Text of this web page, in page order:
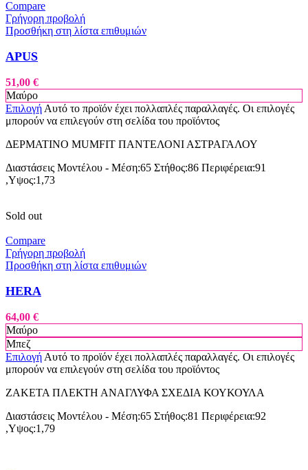
Compare
Γρήγορη προβολή
Προσθήκη στη λίστα επιθυμιών
APUS
51,00 €
Μαύρο
Επιλογή Αυτό το προϊόν έχει πολλαπλές παραλλαγές. Οι επιλογές
μπορούν να επιλεγούν στη σελίδα του προϊόντος
ΔΕΡΜΑΤΙΝΟ MUMFIT ΠΑΝΤΕΛΟΝΙ ΑΣΤΡΑΓΑΛΟΥ
Διαστάσεις Μοντέλου - Μέση:65 Στήθος:86 Περιφέρεια:91
,Υψος:1,73
Sold out
Compare
Γρήγορη προβολή
Προσθήκη στη λίστα επιθυμιών
HERA
64,00 €
Μαύρο
Μπεζ
Επιλογή Αυτό το προϊόν έχει πολλαπλές παραλλαγές. Οι επιλογές
μπορούν να επιλεγούν στη σελίδα του προϊόντος
ΖΑΚΕΤΑ ΠΛΕΚΤΗ ΑΝΑΓΛΥΦΑ ΣΧΕΔΙΑ ΚΟΥΚΟΥΛΑ
Διαστάσεις Μοντέλου - Μέση:65 Στήθος:81 Περιφέρεια:92
,Υψος:1,79